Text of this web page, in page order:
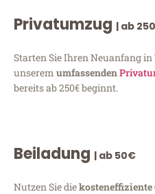
Privatumzug | ab
Starten Sie Ihren Neuanfang
unserem umfassenden
bereits ab 250€ beginnt.
Beiladung | ab 50€
Nutzen Sie diekosteneffiziente